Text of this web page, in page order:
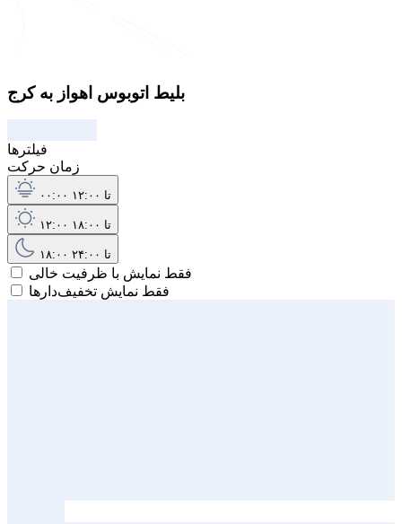
بلیط اتوبوس اهواز به کرج
فیلترها
زمان حرکت
۰۰:۰۰ تا ۱۲:۰۰
۱۲:۰۰ تا ۱۸:۰۰
۱۸:۰۰ تا ۲۴:۰۰
فقط نمایش با ظرفیت خالی
فقط نمایش تخفیف‌دارها